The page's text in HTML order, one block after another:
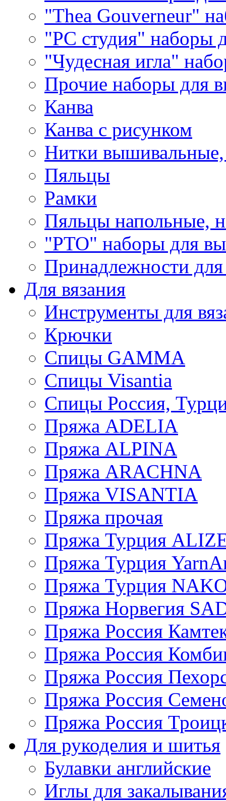
"Thea Gouverneur"
"РС студия" наборы
"Чудесная игла"
Прочие наборы для
Канва
Канва с рисунком
Нитки
Пяльцы
Рамки
Пяльцы напольные,
"РТО" наборы для
Принадлежности
Для вязания
Инструменты для
Крючки
Спицы GAMMA
Спицы Visantia
Спицы Россия,
Пряжа ADELIA
Пряжа ALPINA
Пряжа ARACHNA
Пряжа VISANTIA
Пряжа прочая
Пряжа Турция
Пряжа Турция
Пряжа Турция
Пряжа Норвегия
Пряжа Россия
Пряжа Россия
Пряжа Россия
Пряжа Россия
Пряжа Россия
Для рукоделия и шитья
Булавки английские
Иглы для